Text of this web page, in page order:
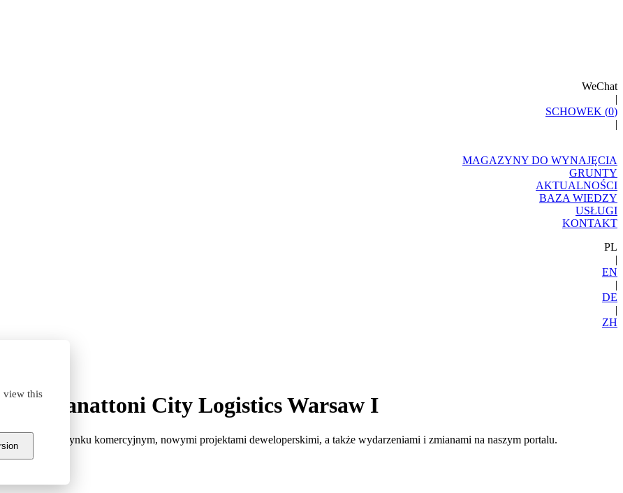
WeChat
|
SCHOWEK (0)
|
MAGAZYNY DO WYNAJĘCIA
GRUNTY
AKTUALNOŚCI
BAZA WIEDZY
USŁUGI
KONTAKT
PL
|
EN
|
DE
|
ZH
view this #Panattoni City Logistics Warsaw I
sytuacji na rynku komercyjnym, nowymi projektami deweloperskimi, a także wydarzeniami i zmianami na naszym portalu.